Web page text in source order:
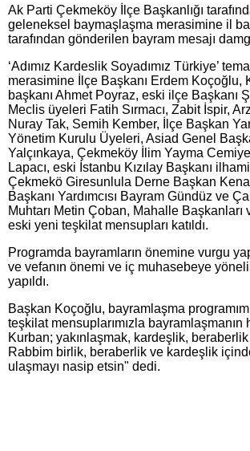
Ak Parti Çekmeköy İlçe Başkanlığı
geleneksel baymaşlaşma merasimine il
tarafından gönderilen bayram mesajı
‘Adımız Kardeslik Soyadımız Türkiye’
merasimine İlçe Başkanı Erdem Koçoğlu,
başkanı Ahmet Poyraz, eski ilçe Başkanı
Meclis üyeleri Fatih Sırmacı, Zabit İspir,
Nuray Tak, Semih Kember, İlçe Başkan
Yönetim Kurulu Üyeleri, Asiad Genel
Yalçınkaya, Çekmeköy İlim Yayma
Lapacı, eski İstanbu Kızılay Başkanı ilhami
Çekmekö Giresunlula Derne Başkan
Başkanı Yardımcısı Bayram Gündüz ve
Muhtarı Metin Çoban, Mahalle
eski yeni teşkilat mensupları katıldı.
Programda bayramların önemine vurgu
ve vefanın önemi ve iç muhasebeye
yapıldı.
Başkan Koçoğlu, bayramlaşma
teşkilat mensuplarımızla bayramlaşmanın
Kurban; yakınlaşmak, kardeşlik,
Rabbim birlik, beraberlik ve kardeşlik
ulaşmayı nasip etsin" dedi.